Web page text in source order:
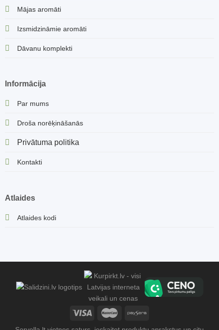
Mājas aromāti
Izsmidzināmie aromāti
Dāvanu komplekti
Informācija
Par mums
Droša norēķināšanās
Privātuma politika
Kontakti
Atlaides
Atlaides kodi